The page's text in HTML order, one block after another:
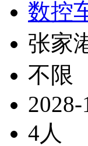
数控
张家
不限
2028-
4人